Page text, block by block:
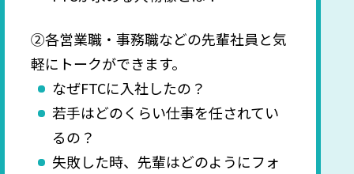
②各営業職・事務職などの先輩社員と気
軽にトークができます。
なぜFTCに入社したの？
若手はどのくらい仕事を任されてい
るの？
失敗した時、先輩はどのようにフォ